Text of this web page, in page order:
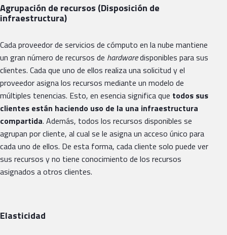
Agrupación de recursos (Disposición de
infraestructura)
Cada proveedor de servicios de cómputo en la nube mantiene
un gran número de recursos de hardwaredisponibles para sus
clientes. Cada que uno de ellos realiza una solicitud y el
proveedor asigna los recursos mediante un modelo de
múltiples tenencias. Esto, en esencia significa que todos sus
clientes están haciendo uso de la una infraestructura
compartida. Además, todos los recursos disponibles se
agrupan por cliente, al cual se le asigna un acceso único para
cada uno de ellos. De esta forma, cada cliente solo puede ver
sus recursos y no tiene conocimiento de los recursos
asignados a otros clientes.
Elasticidad